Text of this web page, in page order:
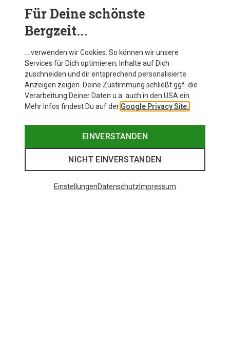
Herren-Daunenjacke lieber zu dunkleren Farbvarianten.
Für Deine schönste
Bergzeit...
… verwenden wir Cookies. So können wir unsere
Services für Dich optimieren, Inhalte auf Dich
zuschneiden und dir entsprechend personalisierte
Anzeigen zeigen. Deine Zustimmung schließt ggf. die
Verarbeitung Deiner Daten u.a. auch in den USA ein.
Mehr Infos findest Du auf der Google Privacy Site.
EINVERSTANDEN
NICHT EINVERSTANDEN
EinstellungenDatenschutz Impressum